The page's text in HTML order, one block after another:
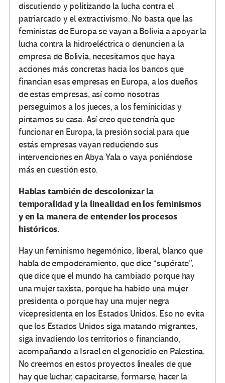
discutiendo y politizando la lucha contra el
patriarcado y el extractivismo. No basta que las
feministas de Europa se vayan a Bolivia a apoyar la
lucha contra la hidroeléctrica o denuncien a la
empresa de Bolivia, necesitamos que haya
acciones más concretas hacia los bancos que
financian esas empresas en Europa, a los dueños
de estas empresas, así como nosotras
perseguimos a los jueces, a los feminicidas y
pintamos su casa. Así creo que tendría que
funcionar en Europa, la presión social para que
estás empresas vayan reduciendo sus
intervenciones en Abya Yala o vaya poniéndose
más en cuestión esto.
Hablas también de descolonizar la
temporalidad y la linealidad en los feminismos
y en la manera de entender los procesos
históricos.
Hay un feminismo hegemónico, liberal, blanco que
habla de empoderamiento, que dice “supérate”,
que dice que el mundo ha cambiado porque hay
una mujer taxista, porque ha habido una mujer
presidenta o porque hay una mujer negra
vicepresidenta en los Estados Unidos. Eso no evita
que los Estados Unidos siga matando migrantes,
siga invadiendo los territorios o financiando,
acompañando a Israel en el genocidio en Palestina.
No creemos en estos proyectos lineales de que
hay que luchar, capacitarse, formarse, hacer la